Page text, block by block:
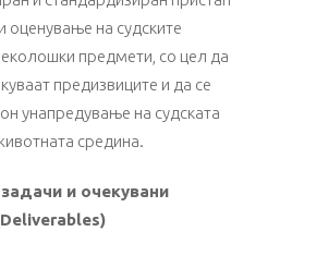
оценување на судските
еколошки предмети, со цел да
предизвиците и да се
унапредување на судската
средина.
и очекувани